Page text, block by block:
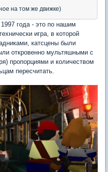
на том же движке)
года - это по нашим
игра, в которой
катсцены были
откровенно мультяшными с
пропорциями и количеством
пересчитать.